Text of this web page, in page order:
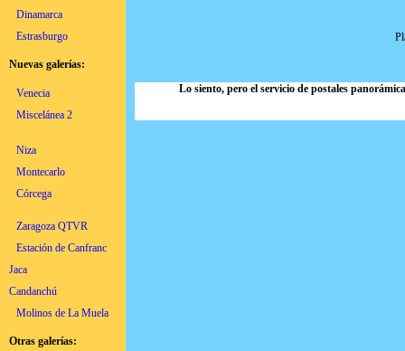
Dinamarca
Estrasburgo
Nuevas galerías:
Venecia
Miscelánea 2
Niza
Montecarlo
Córcega
Zaragoza QTVR
Estación de Canfranc
Jaca
Candanchú
Molinos de La Muela
Otras galerías:
Lo siento, pero el servicio de postales